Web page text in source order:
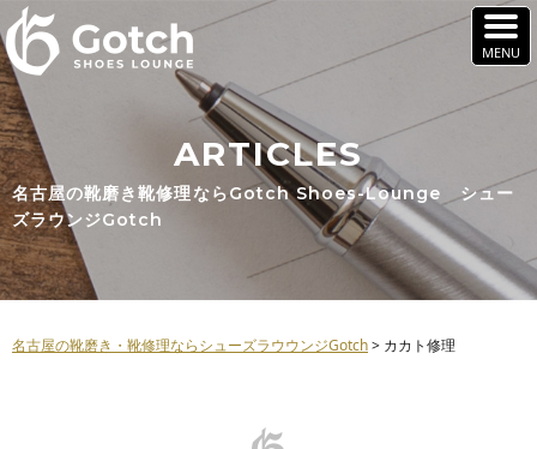
ARTICLES
名古屋の靴磨き靴修理ならGotch Shoes-Lounge シュー
ズラウンジGotch
名古屋の靴磨き・靴修理ならシューズラウウンジGotch> カカト修理